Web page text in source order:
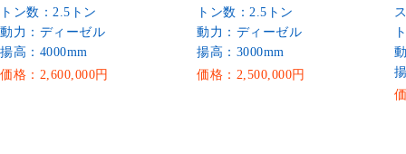
トン数：2.5トン
動力：ディーゼル
揚高：4000mm
価格：2,600,000円
トン数：2.5トン
動力：ディーゼル
揚高：3000mm
価格：2,500,000円